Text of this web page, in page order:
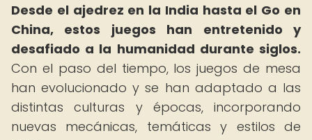
Desde el ajedrez en la India hasta el Go en
China, estos juegos han entretenido y
desafiado a la humanidad durante siglos.
Con el paso del tiempo, los juegos de mesa
han evolucionado y se han adaptado a las
distintas culturas y épocas, incorporando
nuevas mecánicas, temáticas y estilos de